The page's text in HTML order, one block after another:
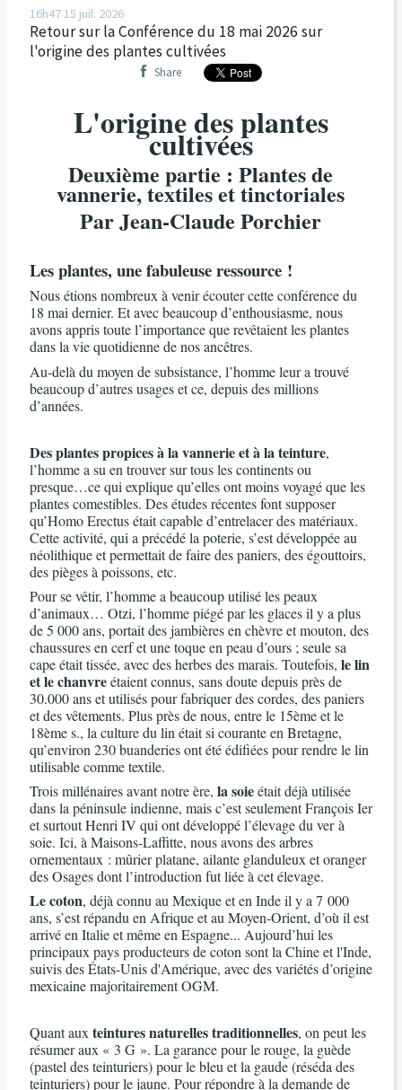
16h4715 juil. 2026
Retour sur la Conférence du 18 mai 2026 sur
l'origine des plantes cultivées
Share
L'origine des plantes
cultivées
Deuxième partie : Plantes de
vannerie, textiles et tinctoriales
Par Jean-Claude Porchier
Les plantes, une fabuleuse ressource !
Nous étions nombreux à venir écouter cette conférence du
18 mai dernier. Et avec beaucoup d’enthousiasme, nous
avons appris toute l’importance que revêtaient les plantes
dans la vie quotidienne de nos ancêtres.
Au-delà du moyen de subsistance, l’homme leur a trouvé
beaucoup d’autres usages et ce, depuis des millions
d’années.
Des plantes propices à la vannerie et à la teinture,
l’homme a su en trouver sur tous les continents ou
presque…ce qui explique qu’elles ont moins voyagé que les
plantes comestibles. Des études récentes font supposer
qu’Homo Erectus était capable d’entrelacer des matériaux.
Cette activité, qui a précédé la poterie, s’est développée au
néolithique et permettait de faire des paniers, des égouttoirs,
des pièges à poissons, etc.
Pour se vêtir, l’homme a beaucoup utilisé les peaux
d’animaux… Otzi, l’homme piégé par les glaces il y a plus
de 5 000 ans, portait des jambières en chèvre et mouton, des
chaussures en cerf et une toque en peau d’ours ; seule sa
cape était tissée, avec des herbes des marais. Toutefois, le lin
et le chanvreétaient connus, sans doute depuis près de
30.000 ans et utilisés pour fabriquer des cordes, des paniers
et des vêtements. Plus près de nous, entre le 15ème et le
18ème s., la culture du lin était si courante en Bretagne,
qu’environ 230 buanderies ont été édifiées pour rendre le lin
utilisable comme textile.
Trois millénaires avant notre ère, la soieétait déjà utilisée
dans la péninsule indienne, mais c’est seulement François Ier
et surtout Henri IV qui ont développé l’élevage du ver à
soie. Ici, à Maisons-Laffitte, nous avons des arbres
ornementaux : mûrier platane, ailante glanduleux et oranger
des Osages dont l’introduction fut liée à cet élevage.
Le coton, déjà connu au Mexique et en Inde il y a 7 000
ans, s’est répandu en Afrique et au Moyen-Orient, d’où il est
arrivé en Italie et même en Espagne... Aujourd’hui les
principaux pays producteurs de coton sont la Chine et l'Inde,
suivis des États-Unis d'Amérique, avec des variétés d’origine
mexicaine majoritairement OGM.
Quant auxteintures naturelles traditionnelles, on peut les
résumer aux « 3 G ». La garance pour le rouge, la guède
(pastel des teinturiers) pour le bleu et la gaude (réséda des
teinturiers) pour le jaune. Pour répondre à la demande de